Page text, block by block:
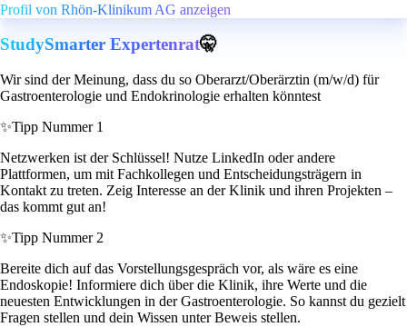
Profil von Rhön-Klinikum AG anzeigen
StudySmarter Expertenrat🤫
Wir sind der Meinung, dass du so Oberarzt/Oberärztin (m/w/d) für
Gastroenterologie und Endokrinologie erhalten könntest
✨Tipp Nummer 1
Netzwerken ist der Schlüssel! Nutze LinkedIn oder andere
Plattformen, um mit Fachkollegen und Entscheidungsträgern in
Kontakt zu treten. Zeig Interesse an der Klinik und ihren Projekten –
das kommt gut an!
✨Tipp Nummer 2
Bereite dich auf das Vorstellungsgespräch vor, als wäre es eine
Endoskopie! Informiere dich über die Klinik, ihre Werte und die
neuesten Entwicklungen in der Gastroenterologie. So kannst du gezielt
Fragen stellen und dein Wissen unter Beweis stellen.